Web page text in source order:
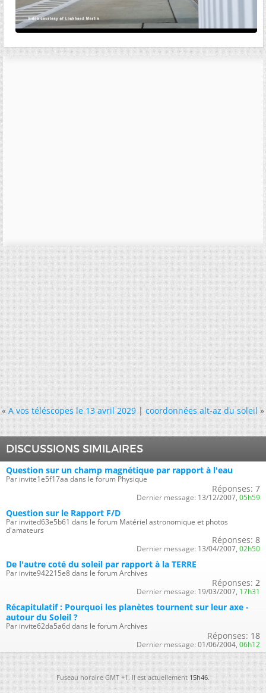
« A vos téléscopes le 13 avril 2029|coordonnées alt-az du soleil »
DISCUSSIONS SIMILAIRES
Question sur un champ magnétique par rapport à l'eau
Par invite1e5f17aa dans le forum Physique
Réponses: 7
Dernier message: 13/12/2007, 05h59
Question sur le Rapport F/D
Par invited63e5b61 dans le forum Matériel astronomique et photos
d'amateurs
Réponses: 8
Dernier message: 13/04/2007, 02h50
De l'autre coté du soleil par rapport à la TERRE
Par invite942215e8 dans le forum Archives
Réponses: 2
Dernier message: 19/03/2007, 17h31
Récapitulatif : Pourquoi les planètes tournent sur leur axe -
autour du Soleil ?
Par invite62da5a6d dans le forum Archives
Réponses: 18
Dernier message: 01/06/2004, 06h12
Fuseau horaire GMT +1. Il est actuellement 15h46.